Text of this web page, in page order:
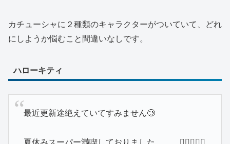
カチューシャに２種類のキャラクターがついていて、どれ
にしようか悩むこと間違いなしです。
ハローキティ
最近更新途絶えていてすみません🥲
夏休みスーパー満喫しておりました、、、😵‍💫😵‍💫🤲